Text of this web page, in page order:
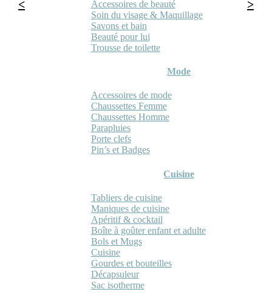
Accessoires de beauté
Soin du visage & Maquillage
Savons et bain
Beauté pour lui
Trousse de toilette
Mode
Accessoires de mode
Chaussettes Femme
Chaussettes Homme
Parapluies
Porte clefs
Pin’s et Badges
Cuisine
Tabliers de cuisine
Maniques de cuisine
Apéritif & cocktail
Boîte à goûter enfant et adulte
Bols et Mugs
Cuisine
Gourdes et bouteilles
Décapsuleur
Sac isotherme